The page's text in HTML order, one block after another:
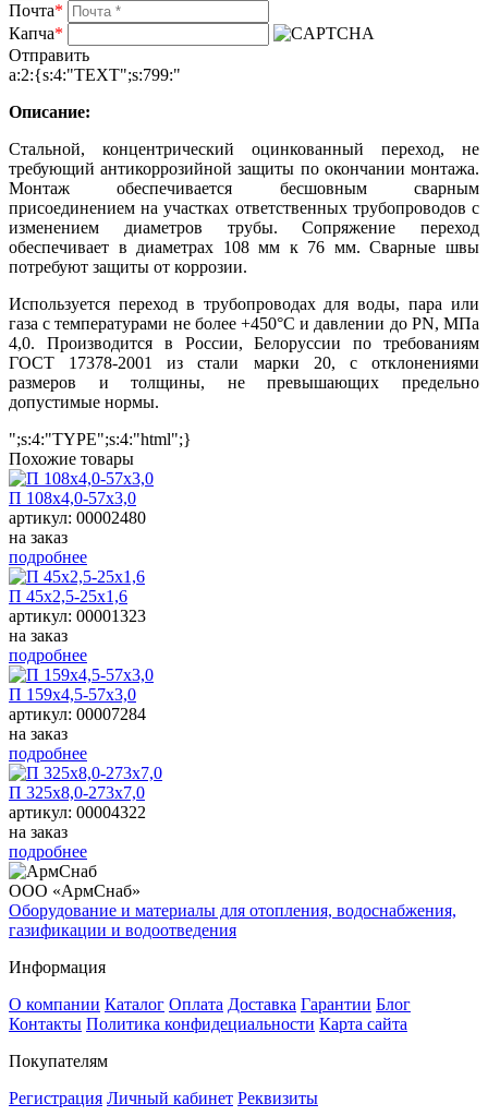
Почта*
Капча*
Отправить
a:2:{s:4:"TEXT";s:799:"
Описание:
Стальной, концентрический оцинкованный переход, не
требующий антикоррозийной защиты по окончании монтажа.
Монтаж обеспечивается бесшовным сварным
присоединением на участках ответственных трубопроводов с
изменением диаметров трубы. Сопряжение переход
обеспечивает в диаметрах 108 мм к 76 мм. Сварные швы
потребуют защиты от коррозии.
Используется переход в трубопроводах для воды, пара или
газа с температурами не более +450°С и давлении до PN, МПа
4,0. Производится в России, Белоруссии по требованиям
ГОСТ 17378-2001 из стали марки 20, с отклонениями
размеров и толщины, не превышающих предельно
допустимые нормы.
";s:4:"TYPE";s:4:"html";}
Похожие товары
П 108х4,0-57х3,0
артикул: 00002480
на заказ
подробнее
П 45х2,5-25х1,6
артикул: 00001323
на заказ
подробнее
П 159х4,5-57х3,0
артикул: 00007284
на заказ
подробнее
П 325х8,0-273х7,0
артикул: 00004322
на заказ
подробнее
ООО «АрмСнаб»
Оборудование и материалы для отопления, водоснабжения,
газификации и водоотведения
Информация
О компании Каталог Оплата Доставка Гарантии Блог
Контакты Политика конфидециальности Карта сайта
Покупателям
Регистрация Личный кабинет Реквизиты